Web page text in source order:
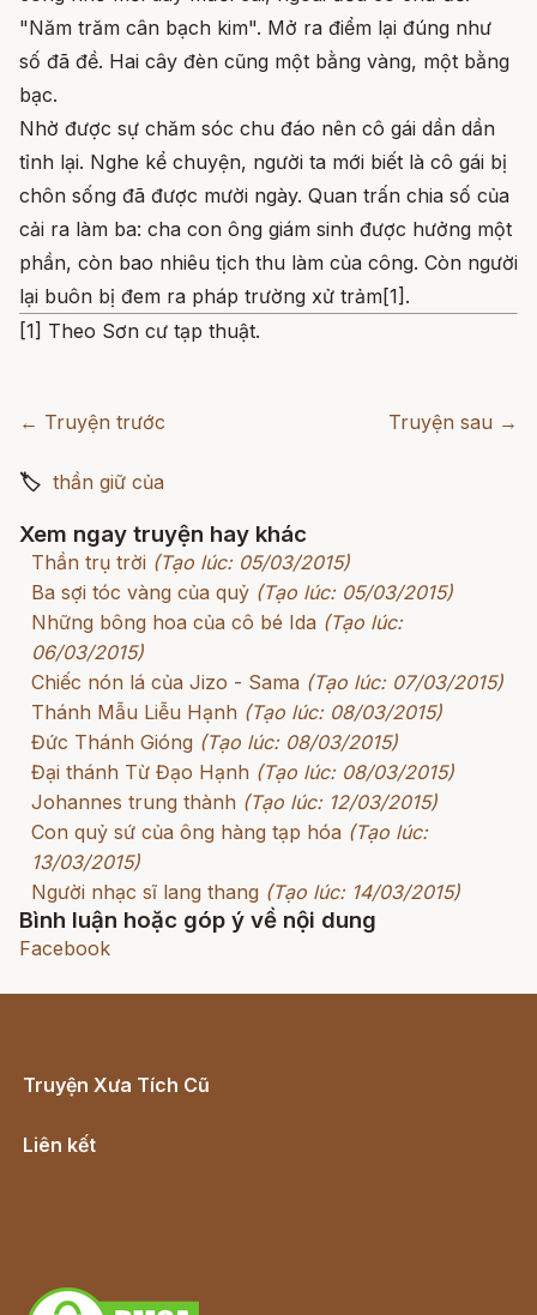
"Năm trăm cân bạch kim". Mở ra điểm lại đúng như
số đã đề. Hai cây đèn cũng một bằng vàng, một bằng
bạc.
Nhờ được sự chăm sóc chu đáo nên cô gái dần dần
tỉnh lại. Nghe kể chuyện, người ta mới biết là cô gái bị
chôn sống đã được mười ngày. Quan trấn chia số của
cải ra làm ba: cha con ông giám sinh được hưởng một
phần, còn bao nhiêu tịch thu làm của công. Còn người
lại buôn bị đem ra pháp trường xử trảm[1].
[1] Theo Sơn cư tạp thuật.
← Truyện trước Truyện sau →
🏷 thần giữ của
Xem ngay truyện hay khác
Thần trụ trời (Tạo lúc: 05/03/2015)
Ba sợi tóc vàng của quỷ (Tạo lúc: 05/03/2015)
Những bông hoa của cô bé Ida (Tạo lúc:
06/03/2015)
Chiếc nón lá của Jizo - Sama (Tạo lúc: 07/03/2015)
Thánh Mẫu Liễu Hạnh (Tạo lúc: 08/03/2015)
Đức Thánh Gióng (Tạo lúc: 08/03/2015)
Đại thánh Từ Đạo Hạnh (Tạo lúc: 08/03/2015)
Johannes trung thành (Tạo lúc: 12/03/2015)
Con quỷ sứ của ông hàng tạp hóa (Tạo lúc:
13/03/2015)
Người nhạc sĩ lang thang (Tạo lúc: 14/03/2015)
Bình luận hoặc góp ý về nội dung
Facebook
Truyện Xưa Tích Cũ
Liên kết